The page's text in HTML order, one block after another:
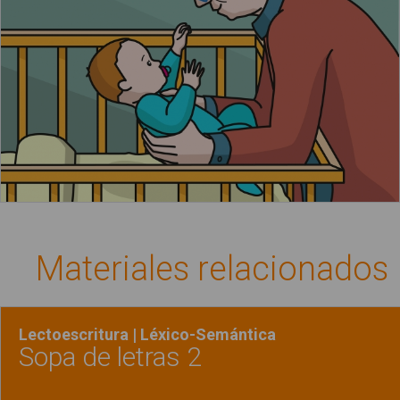
Materiales relacionados
Lectoescritura | Léxico-Semántica
Sopa de letras 2